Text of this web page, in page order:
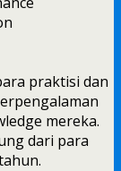
praktisi dan
mereka.
dari para